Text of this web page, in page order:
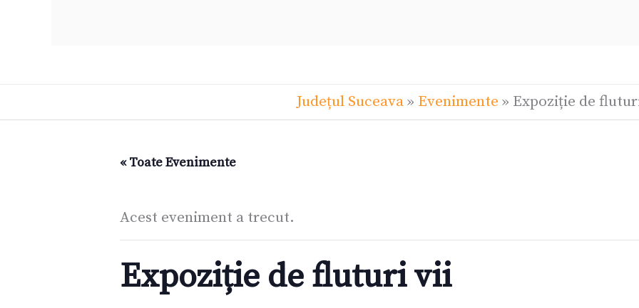
Județul Suceava» Evenimente » Expoziție de
« Toate Evenimente
Acest eveniment a trecut.
Expoziție de fluturi vii